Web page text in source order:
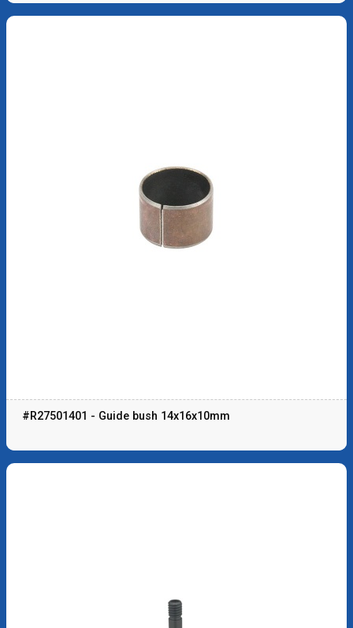
#R27501401 - Guide bush 14x16x10mm